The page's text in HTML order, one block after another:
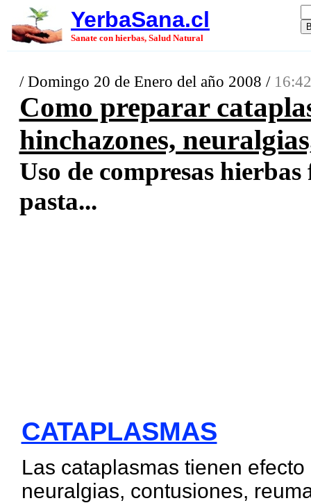
YerbaSana.cl
Sanate con hierbas, Salud Natural
/ Domingo 20 de Enero del año 2008 /
Como preparar
hinchazones,
Uso de compresas hierbas
pasta...
CATAPLASMAS
Las cataplasmas tienen
neuralgias, contusiones,